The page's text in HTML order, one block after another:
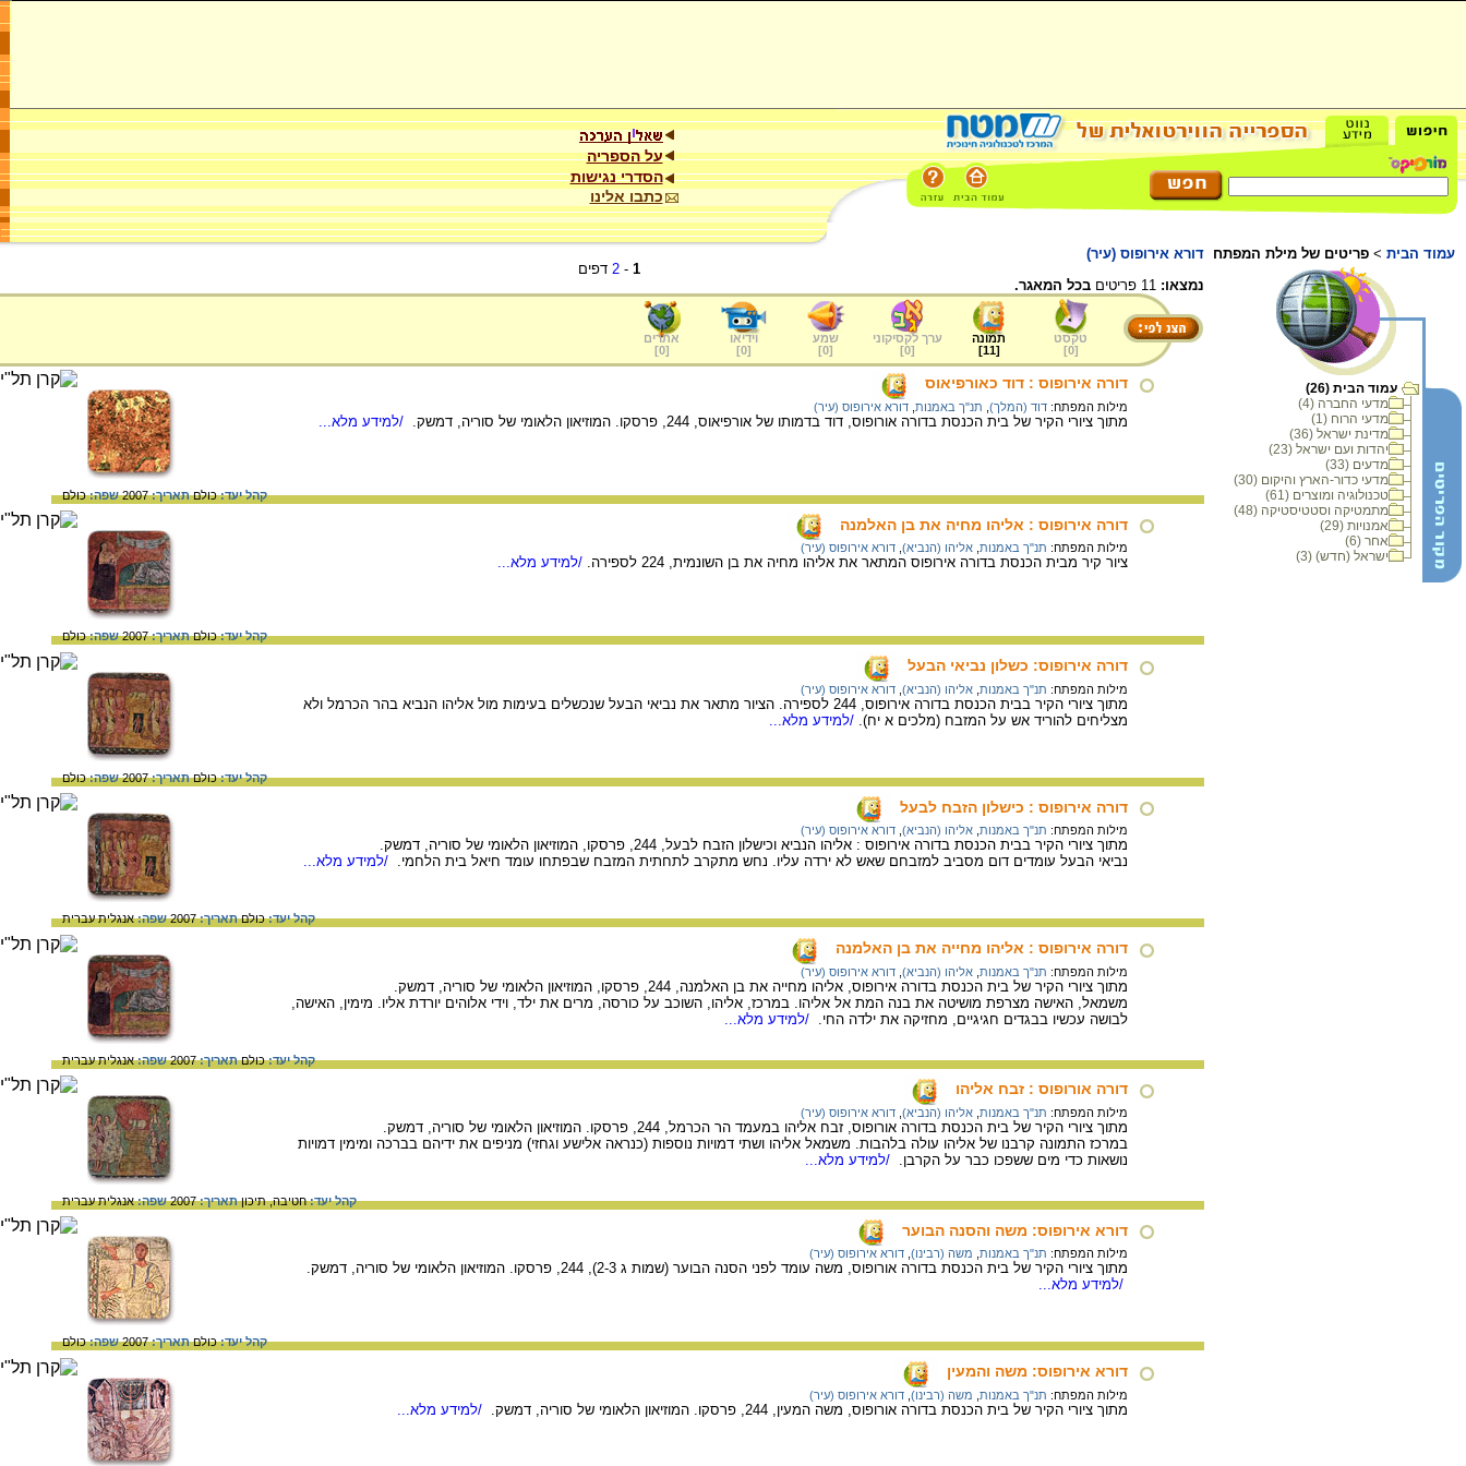
על הספריה
הסדרי נגישות
כתבו אלינו
עמוד הבית > פריטים של מילת המפתח דורא אירופוס (עיר)
עמוד הבית (26)
מדעי החברה (4)
מדעי הרוח (1)
מדינת ישראל (36)
יהדות ועם ישראל (23)
מדעים (33)
מדעי כדור-הארץ והיקום (30)
טכנולוגיה ומוצרים (61)
מתמטיקה וסטטיסטיקה (48)
אמנויות (29)
אחר (6)
ישראל (חדש) (3)
1
-
2 דפים
נמצאו:
בכל המאגר.
טקסט
[
0
]
תמונה
[
11
]
ערך לקסיקוני
[
0
]
שמע
[
0
]
וידיאו
[
0
]
אתרים
[
0
]
דורה אירופוס : דוד כאורפיאוס
מילות המפתח: דוד (המלך) תנ"ך באמנות דורא אירופוס (עיר)
מתוך ציורי הקיר של בית הכנסת בדורה אורופוס, דוד בדמותו של אורפיאוס, 244, פרסקו. המוזיאון הלאומי של סוריה, דמשק. /למידע מלא...
קהל יעד:כולםתאריך:2007 שפה:כולם
דורה אירופוס : אליהו מחיה את בן האלמנה
מילות המפתח: תנ"ך באמנות אליהו (הנביא) דורא אירופוס (עיר)
ציור קיר מבית הכנסת בדורה אירופוס המתאר את אליהו מחיה את בן השונמית, 224 לספירה. /למידע מלא...
קהל יעד:כולםתאריך:2007 שפה:כולם
דורה אירופוס: כשלון נביאי הבעל
מילות המפתח: תנ"ך באמנות אליהו (הנביא) דורא אירופוס (עיר)
מתוך ציורי הקיר בבית הכנסת בדורה אירופוס, 244 לספירה. הציור מתאר את נביאי הבעל שנכשלים בעימות מול אליהו הנביא בהר הכרמל ולא
מצליחים להוריד אש על המזבח (מלכים א יח). /למידע מלא...
קהל יעד:כולםתאריך:2007 שפה:כולם
דורה אירופוס : כישלון הזבח לבעל
מילות המפתח: תנ"ך באמנות אליהו (הנביא) דורא אירופוס (עיר)
מתוך ציורי הקיר בבית הכנסת בדורה אירופוס : אליהו הנביא וכישלון הזבח לבעל, 244, פרסקו, המוזיאון הלאומי של סוריה, דמשק.
נביאי הבעל עומדים דום מסביב למזבחם שאש לא ירדה עליו. נחש מתקרב לתחתית המזבח שבפתחו עומד חיאל בית הלחמי. /למידע מלא...
קהל יעד:כולםתאריך:2007 שפה:אנגלית עברית
דורה אירופוס : אליהו מחייה את בן האלמנה
מילות המפתח: תנ"ך באמנות אליהו (הנביא) דורא אירופוס (עיר)
מתוך ציורי הקיר של בית הכנסת בדורה אירופוס, אליהו מחייה את בן האלמנה, 244, פרסקו, המוזיאון הלאומי של סוריה, דמשק.
משמאל, האישה מצרפת מושיטה את בנה המת אל אליהו. במרכז, אליהו, השוכב על כורסה, מרים את ילד, וידי אלוהים יורדת אליו. מימין, האישה,
לבושה עכשיו בבגדים חגיגיים, מחזיקה את ילדה החי.
/למידע מלא...
קהל יעד:כולםתאריך:2007 שפה:אנגלית עברית
דורה אורופוס : זבח אליהו
מילות המפתח: תנ"ך באמנות אליהו (הנביא) דורא אירופוס (עיר)
מתוך ציורי הקיר של בית הכנסת בדורה אורופוס, זבח אליהו במעמד הר הכרמל, 244, פרסקו. המוזיאון הלאומי של סוריה, דמשק.
במרכז התמונה קרבנו של אליהו עולה בלהבות. משמאל אליהו ושתי דמויות נוספות (כנראה אלישע וגחזי) מניפים את ידיהם בברכה ומימין דמויות
נושאות כדי מים ששפכו כבר על הקרבן.
/למידע מלא...
קהל יעד:חטיבה,תיכוןתאריך:2007 שפה:אנגלית עברית
דורא אירופוס: משה והסנה הבוער
מילות המפתח: תנ"ך באמנות משה (רבינו) דורא אירופוס (עיר)
מתוך ציורי הקיר של בית הכנסת בדורה אורופוס, משה עומד לפני הסנה הבוער (שמות ג 2-3), 244, פרסקו. המוזיאון הלאומי של סוריה, דמשק.
/למידע מלא...
קהל יעד:כולםתאריך:2007 שפה:כולם
דורא אירופוס: משה והמעין
מילות המפתח: תנ"ך באמנות משה (רבינו) דורא אירופוס (עיר)
מתוך ציורי הקיר של בית הכנסת בדורה אורופוס, משה המעין, 244, פרסקו. המוזיאון הלאומי של סוריה, דמשק. /למידע מלא...